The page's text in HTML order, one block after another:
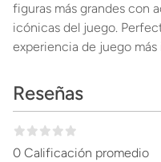
figuras más grandes con
icónicas del juego.
experiencia de juego más
Reseñas
0 Calificación promedio